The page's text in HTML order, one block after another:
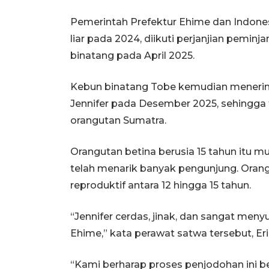
Pemerintah Prefektur Ehime dan
liar pada 2024, diikuti perjanjian
binatang pada April 2025.
Kebun binatang Tobe kemudian
Jennifer pada Desember 2025,
orangutan Sumatra.
Orangutan betina berusia 15 tahun itu
telah menarik banyak pengunjung.
reproduktif antara 12 hingga 15 tahun.
“Jennifer cerdas, jinak, dan sangat
Ehime,” kata perawat satwa tersebut,
“Kami berharap proses penjodohan ini